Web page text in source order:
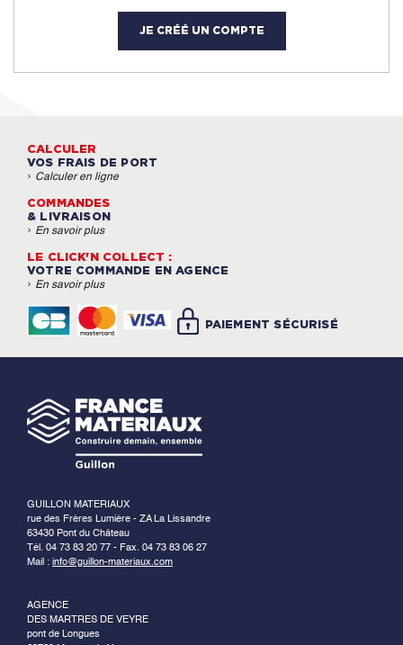
JE CRÉÉ UN COMPTE
CALCULER
VOS FRAIS DE PORT
› Calculer en ligne
COMMANDES
& LIVRAISON
› En savoir plus
LE CLICK'N COLLECT :
VOTRE COMMANDE EN AGENCE
› En savoir plus
PAIEMENT SÉCURISÉ
GUILLON MATERIAUX
rue des Frères Lumière - ZA La Lissandre
63430 Pont du Château
Tél. 04 73 83 20 77 - Fax. 04 73 83 06 27
Mail : info@guillon-materiaux.com
AGENCE
DES MARTRES DE VEYRE
pont de Longues